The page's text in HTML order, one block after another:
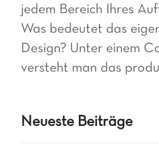
jedem Bereich Ihres
Was bedeutet das
Design? Unter einem
versteht man das
Neueste Beiträge